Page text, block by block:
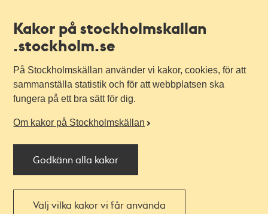
Kakor på stockholmskallan
.stockholm.se
På Stockholmskällan använder vi kakor, cookies, för att
sammanställa statistik och för att webbplatsen ska
fungera på ett bra sätt för dig.
Om kakor på Stockholmskällan
Godkänn alla kakor
Välj vilka kakor vi får använda